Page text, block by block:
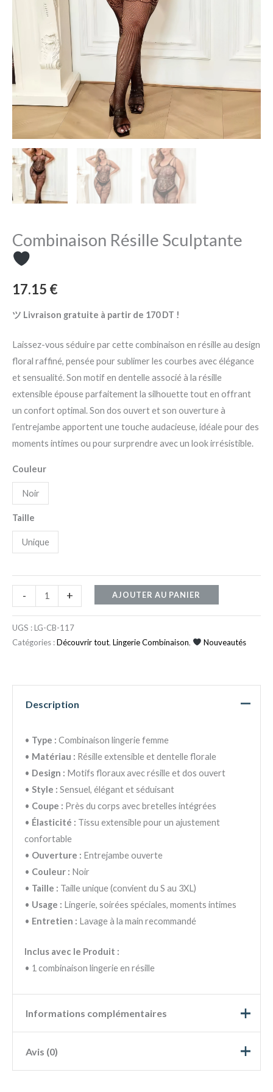
Combinaison Résille Sculptante
17.15 €
ツ Livraison gratuite à partir de 170 DT !
Laissez-vous séduire par cette combinaison en résille au design
floral raffiné, pensée pour sublimer les courbes avec élégance
et sensualité. Son motif en dentelle associé à la résille
extensible épouse parfaitement la silhouette tout en offrant
un confort optimal. Son dos ouvert et son ouverture à
l’entrejambe apportent une touche audacieuse, idéale pour des
moments intimes ou pour surprendre avec un look irrésistible.
Couleur
Noir
Taille
Unique
- + AJOUTER AU PANIER
UGS :LG-CB-117
Catégories :Découvrir tout, Lingerie Combinaison, Nouveautés
Description
• Type : Combinaison lingerie femme
• Matériau : Résille extensible et dentelle florale
• Design : Motifs floraux avec résille et dos ouvert
• Style : Sensuel, élégant et séduisant
• Coupe : Près du corps avec bretelles intégrées
• Élasticité : Tissu extensible pour un ajustement
confortable
• Ouverture : Entrejambe ouverte
• Couleur : Noir
• Taille : Taille unique (convient du S au 3XL)
• Usage : Lingerie, soirées spéciales, moments intimes
• Entretien : Lavage à la main recommandé
Inclus avec le Produit :
• 1 combinaison lingerie en résille
Informations complémentaires
Couleur
Avis (0)